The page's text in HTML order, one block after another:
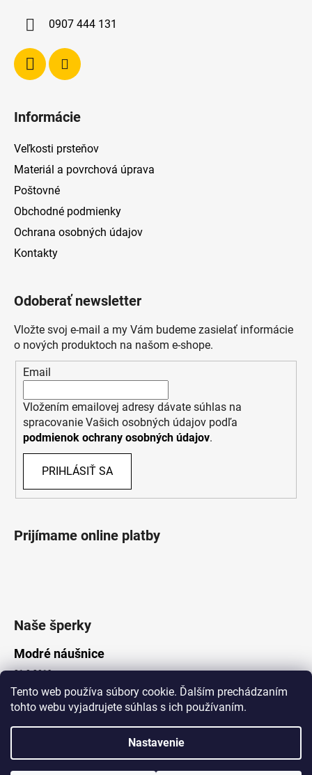
Tento web používa súbory cookie. Ďalším prechádzaním
tohto webu vyjadrujete súhlas s ich používaním.
Nastavenie
www.Lotka.sk - najkrajšie šperky za dobré ceny. Pri nákupe nad 50€
0907 444 131
Informácie
Veľkosti prsteňov
Materiál a povrchová úprava
Poštovné
Obchodné podmienky
Ochrana osobných údajov
Kontakty
Odoberať newsletter
Vložte svoj e-mail a my Vám budeme zasielať informácie
o nových produktoch na našom e-shope.
Email
Vložením emailovej adresy dávate súhlas na
spracovanie Vašich osobných údajov podľa
podmienok ochrany osobných údajov.
PRIHLÁSIŤ SA
Prijímame online platby
Naše šperky
Modré náušnice
21.8.2019
Vytvoril Shoptet
Lotka.sk. Všetky práva vyhradené.
Upraviť nastavenie cookies